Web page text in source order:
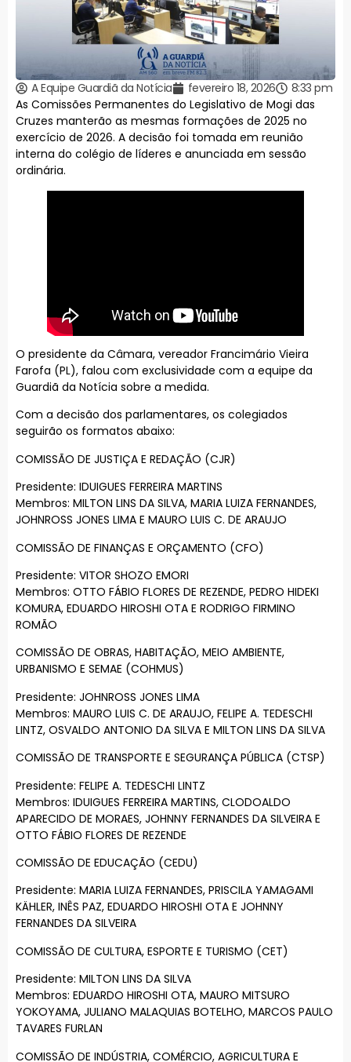
A Equipe Guardiã da Notícia fevereiro 18, 2026
8:33 pm
As Comissões Permanentes do Legislativo de Mogi das
Cruzes manterão as mesmas formações de 2025 no
exercício de 2026. A decisão foi tomada em reunião
interna do colégio de líderes e anunciada em sessão
ordinária.
O presidente da Câmara, vereador Francimário Vieira
Farofa (PL), falou com exclusividade com a equipe da
Guardiã da Notícia sobre a medida.
Com a decisão dos parlamentares, os colegiados
seguirão os formatos abaixo:
COMISSÃO DE JUSTIÇA E REDAÇÃO (CJR)
Presidente: IDUIGUES FERREIRA MARTINS
Membros: MILTON LINS DA SILVA, MARIA LUIZA FERNANDES,
JOHNROSS JONES LIMA E MAURO LUIS C. DE ARAUJO
COMISSÃO DE FINANÇAS E ORÇAMENTO (CFO)
Presidente: VITOR SHOZO EMORI
Membros: OTTO FÁBIO FLORES DE REZENDE, PEDRO HIDEKI
KOMURA, EDUARDO HIROSHI OTA E RODRIGO FIRMINO
ROMÃO
COMISSÃO DE OBRAS, HABITAÇÃO, MEIO AMBIENTE,
URBANISMO E SEMAE (COHMUS)
Presidente: JOHNROSS JONES LIMA
Membros: MAURO LUIS C. DE ARAUJO, FELIPE A. TEDESCHI
LINTZ, OSVALDO ANTONIO DA SILVA E MILTON LINS DA SILVA
COMISSÃO DE TRANSPORTE E SEGURANÇA PÚBLICA (CTSP)
Presidente: FELIPE A. TEDESCHI LINTZ
Membros: IDUIGUES FERREIRA MARTINS, CLODOALDO
APARECIDO DE MORAES, JOHNNY FERNANDES DA SILVEIRA E
OTTO FÁBIO FLORES DE REZENDE
COMISSÃO DE EDUCAÇÃO (CEDU)
Presidente: MARIA LUIZA FERNANDES, PRISCILA YAMAGAMI
KÄHLER, INÊS PAZ, EDUARDO HIROSHI OTA E JOHNNY
FERNANDES DA SILVEIRA
COMISSÃO DE CULTURA, ESPORTE E TURISMO (CET)
Presidente: MILTON LINS DA SILVA
Membros: EDUARDO HIROSHI OTA, MAURO MITSURO
YOKOYAMA, JULIANO MALAQUIAS BOTELHO, MARCOS PAULO
TAVARES FURLAN
COMISSÃO DE INDÚSTRIA, COMÉRCIO, AGRICULTURA E